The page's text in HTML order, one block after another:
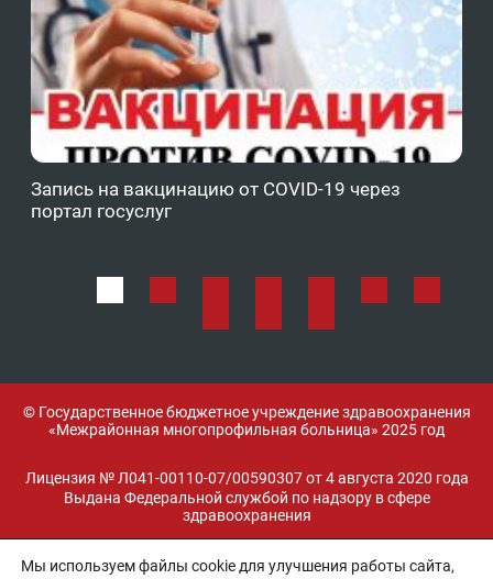
Запись на вакцинацию от COVID-19 через
портал госуслуг
© Государственное бюджетное учреждение здравоохранения
«Межрайонная многопрофильная больница» 2025 год
Лицензия № Л041-00110-07/00590307 от 4 августа 2020 года
Выдана Федеральной службой по надзору в сфере
здравоохранения
Мы используем файлы cookie для улучшения работы сайта,